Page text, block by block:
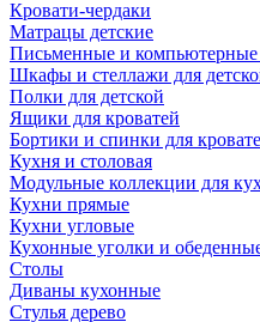
Кровати-чердаки
Матрацы детские
Письменные и компьютерные
Шкафы и стеллажи для
Полки для детской
Ящики для кроватей
Бортики и спинки для
Кухня и столовая
Модульные коллекции для
Кухни прямые
Кухни угловые
Кухонные уголки и
Столы
Диваны кухонные
Стулья дерево